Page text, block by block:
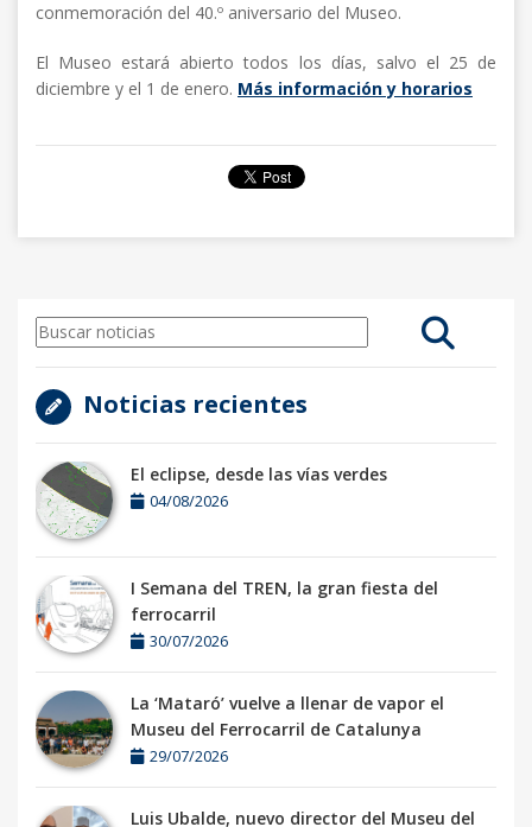
conmemoración del 40.º aniversario del Museo.
El Museo estará abierto todos los días, salvo el 25 de
diciembre y el 1 de enero. Más información y horarios
Noticias recientes
El eclipse, desde las vías verdes
04/08/2026
I Semana del TREN, la gran fiesta del
ferrocarril
30/07/2026
La ‘Mataró’ vuelve a llenar de vapor el
Museu del Ferrocarril de Catalunya
29/07/2026
Luis Ubalde, nuevo director del Museu del